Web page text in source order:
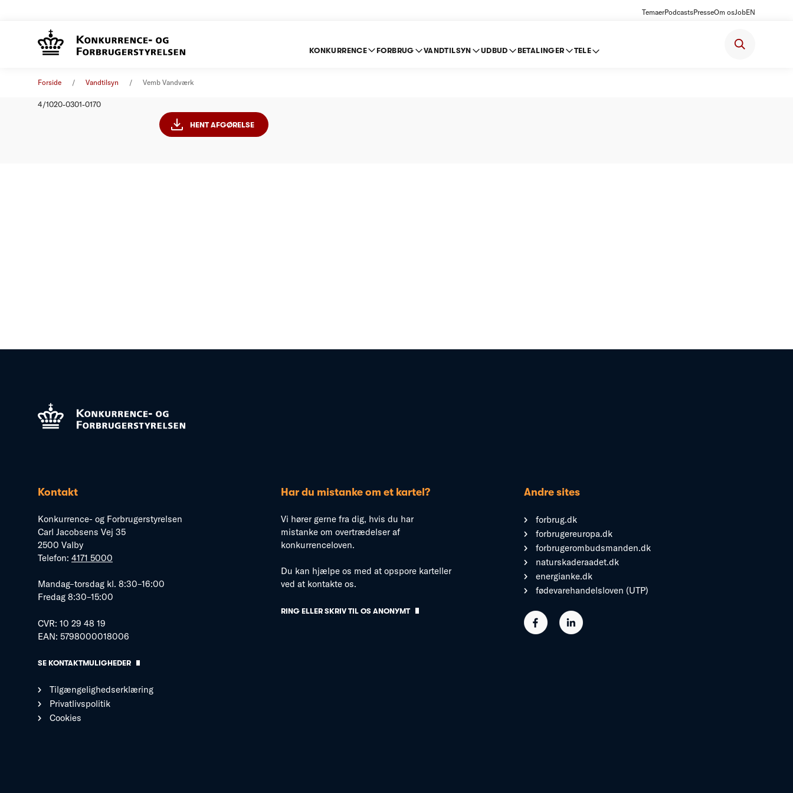
TemaerPodcastsPresseOm osJobEN
KONKURRENCE FORBRUG VANDTILSYN UDBUD BETALINGER TELE
Forside Vandtilsyn Vemb Vandværk
4/1020-0301-0170
HENT AFGØRELSE
Kontakt
Konkurrence- og Forbrugerstyrelsen
Carl Jacobsens Vej 35
2500 Valby
Telefon: 4171 5000
Mandag–torsdag kl. 8:30–16:00
Fredag 8:30–15:00
CVR: 10 29 48 19
EAN: 5798000018006
SE KONTAKTMULIGHEDER
Tilgængelighedserklæring
Privatlivspolitik
Cookies
Har du mistanke om et kartel?
Vi hører gerne fra dig, hvis du har
mistanke om overtrædelser af
konkurrenceloven.
Du kan hjælpe os med at opspore karteller
ved at kontakte os.
RING ELLER SKRIV TIL OS ANONYMT
Andre sites
forbrug.dk
forbrugereuropa.dk
forbrugerombudsmanden.dk
naturskaderaadet.dk
energianke.dk
fødevarehandelsloven (UTP)